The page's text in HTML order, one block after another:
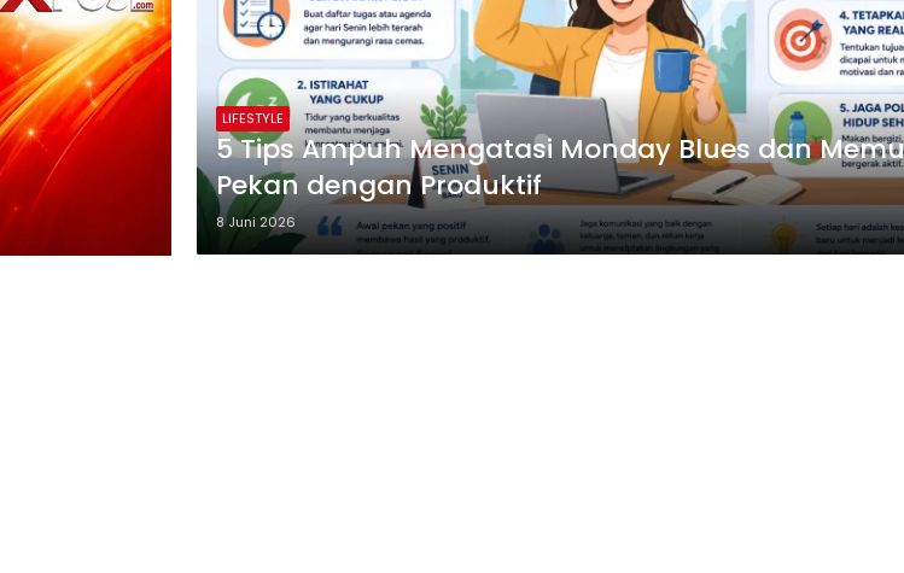
LIFESTYLE
5 Tips Ampuh Mengatasi Monday Blues dan
Pekan dengan Produktif
8 Juni 2026